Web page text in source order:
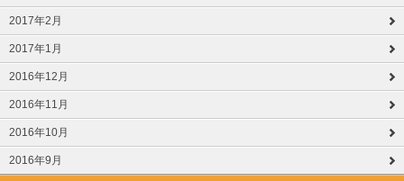
2017年2月
2017年1月
2016年12月
2016年11月
2016年10月
2016年9月